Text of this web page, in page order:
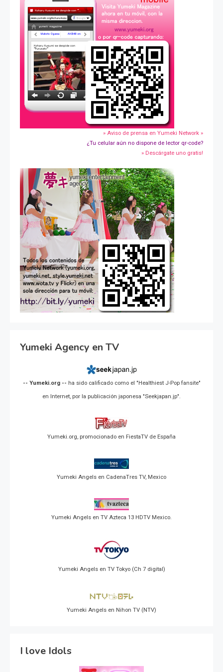
» Aviso de prensa en Yumeki Network »
¿Tu celular aún no dispone de lector qr-code?
» Descárgate uno gratis!
Yumeki Agency en TV
-- Yumeki.org -- ha sido calificado como el "Healthiest J-Pop fansite"
en Internet, por la publicación japonesa "Seekjapan.jp".
Yumeki.org, promocionado en FiestaTV de España
Yumeki Angels en CadenaTres TV, Mexico
Yumeki Angels en TV Azteca 13 HDTV Mexico.
Yumeki Angels en TV Tokyo (Ch 7 digital)
Yumeki Angels en Nihon TV (NTV)
I love Idols